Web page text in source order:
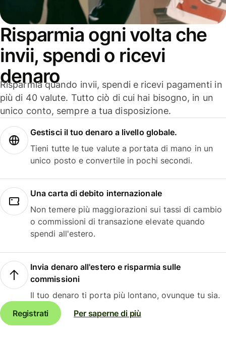
Risparmia ogni volta che
invii, spendi o ricevi
denaro
Risparmia quando invii, spendi e ricevi pagamenti in
più di 40 valute. Tutto ciò di cui hai bisogno, in un
unico conto, sempre a tua disposizione.
Gestisci il tuo denaro a livello globale.
Tieni tutte le tue valute a portata di mano in un
unico posto e convertile in pochi secondi.
Una carta di debito internazionale
Non temere più maggiorazioni sui tassi di cambio
o commissioni di transazione elevate quando
spendi all'estero.
Invia denaro all'estero e risparmia sulle
commissioni
Il tuo denaro ti porta più lontano, ovunque tu sia.
Registrati
Per saperne di più